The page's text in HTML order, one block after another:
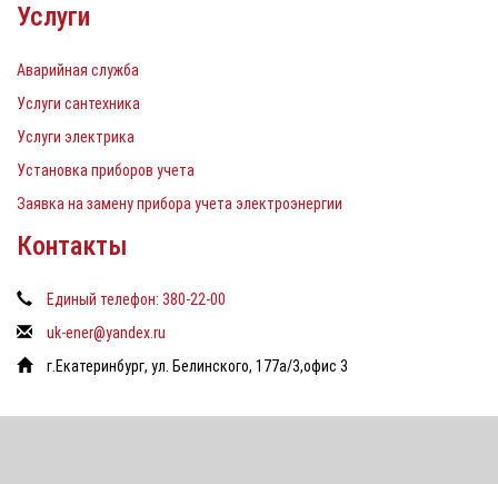
Услуги
Аварийная служба
Услуги сантехника
Услуги электрика
Установка приборов учета
Заявка на замену прибора учета электроэнергии
Контакты
Единый телефон: 380-22-00
uk-ener@yandex.ru
г.Екатеринбург, ул. Белинского, 177а/3,офис 3